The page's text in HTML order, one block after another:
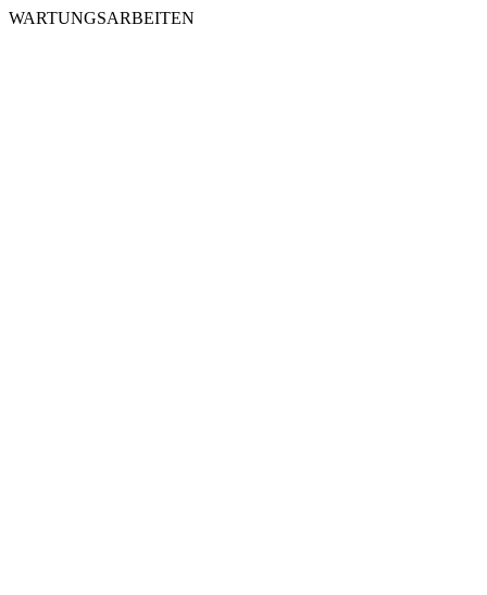
WARTUNGSARBEITEN